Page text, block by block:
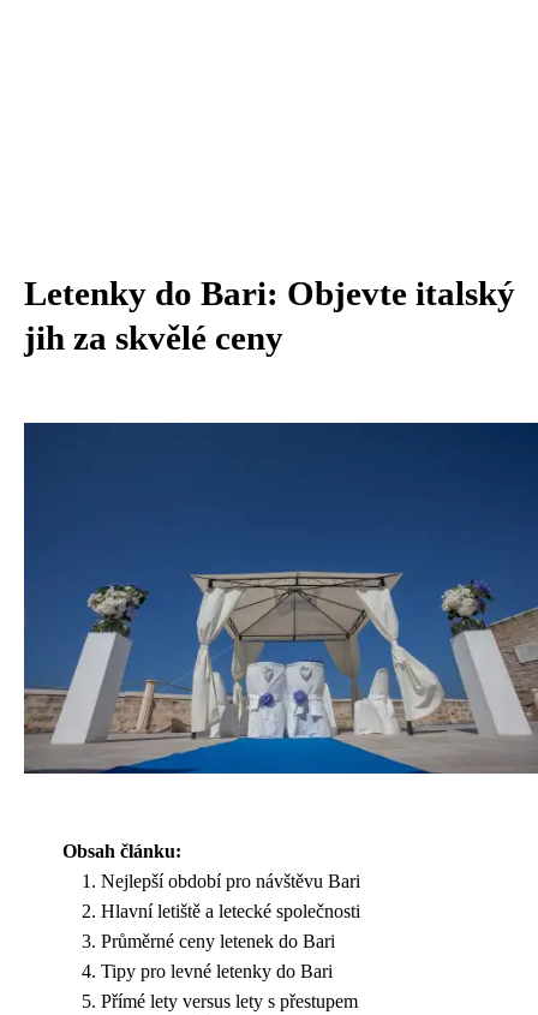
Letenky do Bari: Objevte italský
jih za skvělé ceny
Obsah článku:
Nejlepší období pro návštěvu Bari
Hlavní letiště a letecké společnosti
Průměrné ceny letenek do Bari
Tipy pro levné letenky do Bari
Přímé lety versus lety s přestupem